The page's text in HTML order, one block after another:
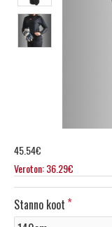
45.54€
Veroton: 36.29€
Stanno koot